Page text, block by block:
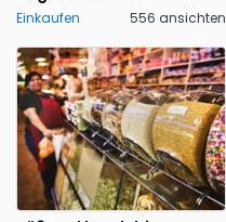
Einkaufen 556 ansichten